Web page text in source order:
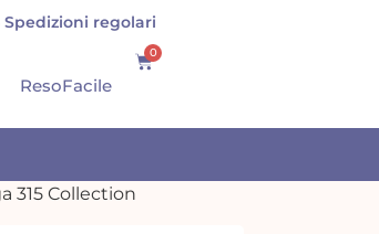
di credito/bonifico
ResoFacile
0
315 Collection